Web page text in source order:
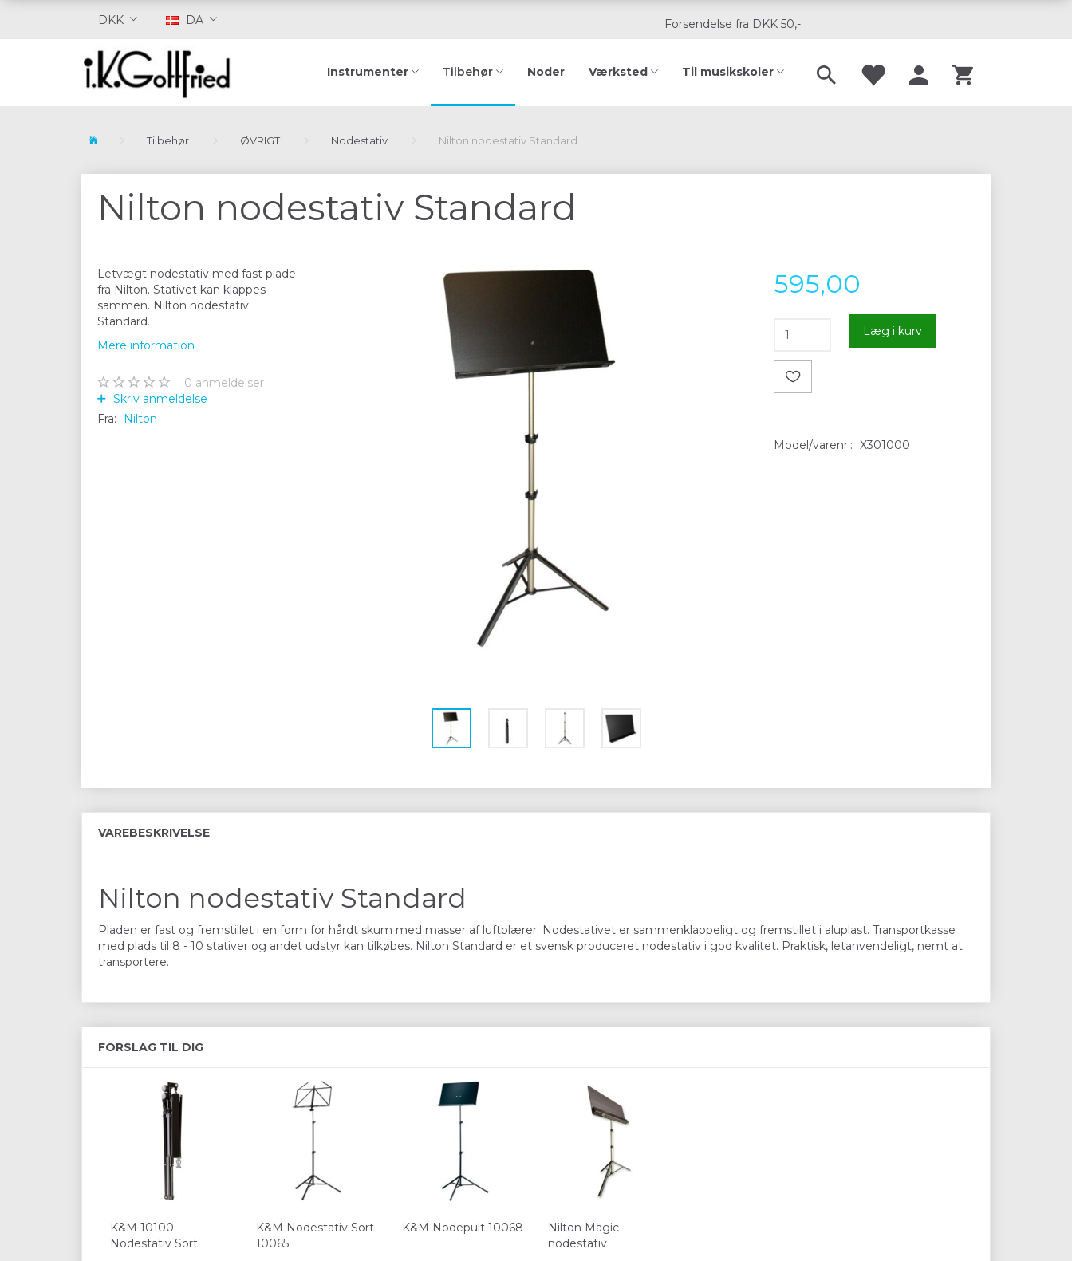
DKK DA Forsendelse fra DKK 50,-
Instrumenter Tilbehør Noder Værksted Til musikskoler
Tilbehør ØVRIGT Nodestativ Nilton nodestativ Standard
Nilton nodestativ Standard
Letvægt nodestativ med fast plade
fra Nilton. Stativet kan klappes
sammen. Nilton nodestativ
Standard.
Mere information
0 anmeldelser
Skriv anmeldelse
Fra:
Nilton
595,00
Læg i kurv
Model/varenr.: X301000
VAREBESKRIVELSE
Nilton nodestativ Standard
Pladen er fast og fremstillet i en form for hårdt skum med masser af luftblærer. Nodestativet er sammenklappeligt og fremstillet i aluplast. Transportkasse
med plads til 8 - 10 stativer og andet udstyr kan tilkøbes. Nilton Standard er et svensk produceret nodestativ i god kvalitet. Praktisk, letanvendeligt, nemt at
transportere.
FORSLAG TIL DIG
K&M 10100
Nodestativ Sort
K&M Nodestativ Sort
10065
K&M Nodepult 10068
Nilton Magic
nodestativ